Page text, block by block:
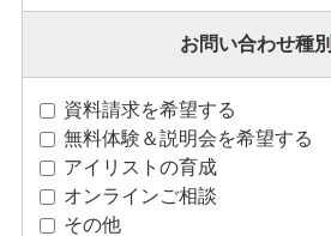
お問い合わせ種別
資料請求を希望する
無料体験＆説明会を希望する
アイリストの育成
オンラインご相談
その他